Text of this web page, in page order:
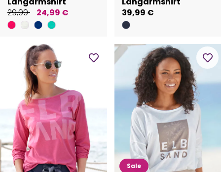
29,99
24,99 €
39,99 €
Sale